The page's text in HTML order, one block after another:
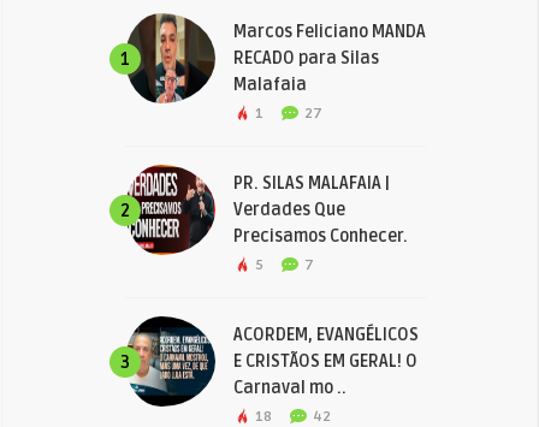
1
Marcos Feliciano MANDA
RECADO para Silas
Malafaia
1 27
2
PR. SILAS MALAFAIA |
Verdades Que
Precisamos Conhecer.
5 7
3
ACORDEM, EVANGÉLICOS
E CRISTÃOS EM GERAL! O
Carnaval mo ..
18 42